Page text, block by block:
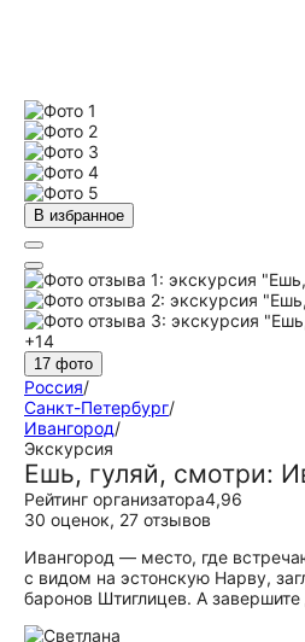
В избранное
+14
17 фото
Россия/
Санкт-Петербург/
Ивангород/
Экскурсия
Ешь, гуляй, смотри:
Рейтинг организатора4,96
30 оценок, 27 отзывов
Ивангород — место, где
с видом на эстонскую Нарву,
баронов Штиглицев. А